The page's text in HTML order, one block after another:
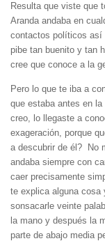
Resulta que viste que
Aranda andaba en
contactos políticos así
pibe tan buenito y tan
cree que conoce a la
Pero lo que te iba a
que estaba antes en
creo, lo llegaste a
exageración, porque
a descubrir de él? No
andaba siempre con
caer precisamente
te explica alguna cosa
sonsacarle veinte
la mano y después la
parte de abajo media